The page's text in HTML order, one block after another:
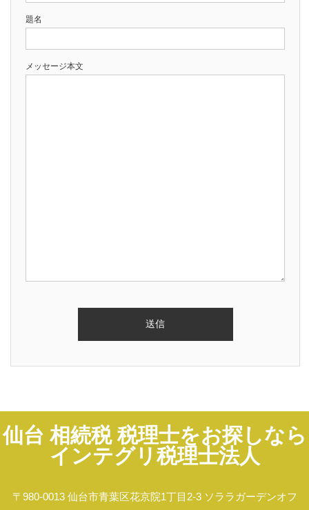
題名
メッセージ本文
仙台 相続税 税理士をお探しなら
インテグリ税理士法人
〒980-0013 仙台市青葉区花京院1丁目2-3 ソララガーデンオフ